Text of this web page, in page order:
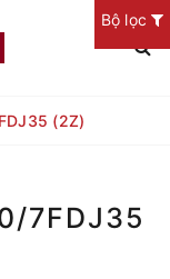
(2Z)
7FDJ35
Bộ lọc